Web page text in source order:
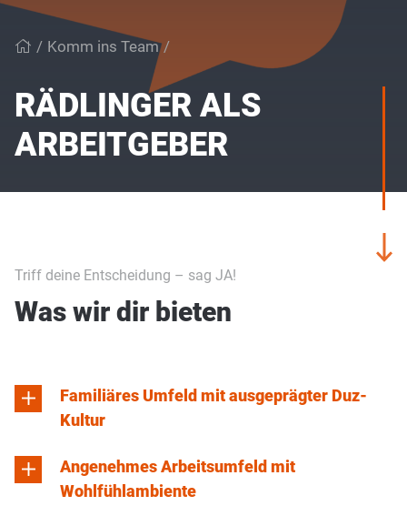
/
Werner Rädlinger Gruppe
Komm ins Team /
Komm ins Team
Rädlinger als Arbeitgeber
RÄDLINGER ALS
ARBEITGEBER
Triff deine Entscheidung – sag JA!
Was wir dir bieten
Familiäres Umfeld mit ausgeprägter Duz-
Kultur
Angenehmes Arbeitsumfeld mit
Wohlfühlambiente